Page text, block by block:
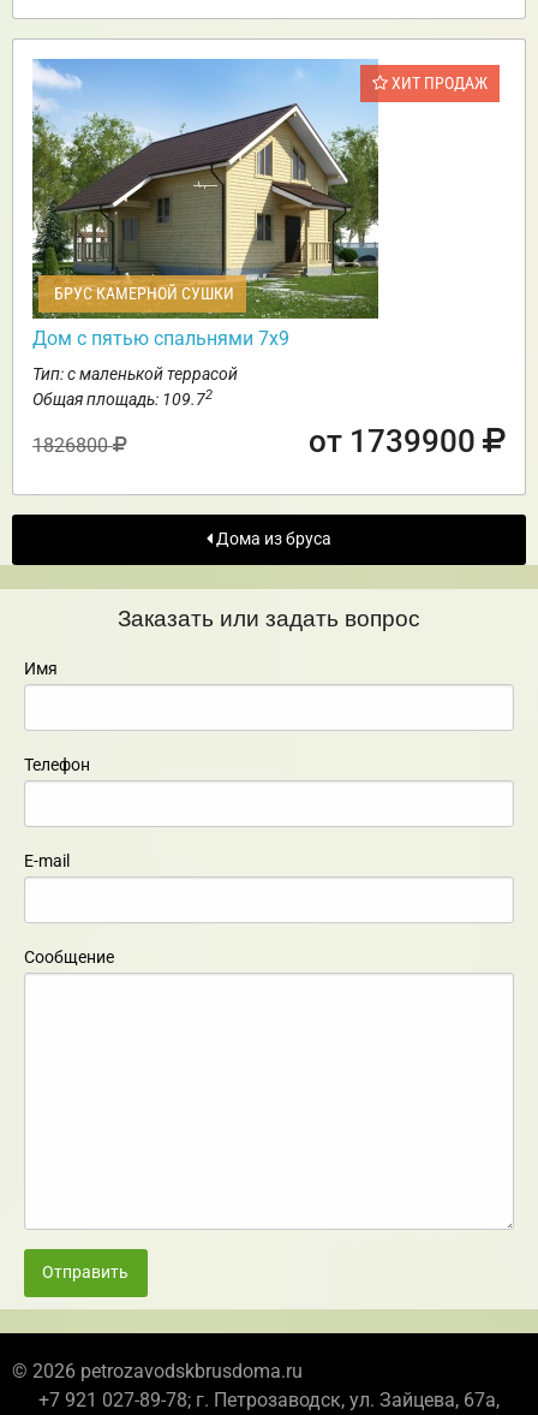
ХИТ ПРОДАЖ
БРУС КАМЕРНОЙ СУШКИ
Дом с пятью спальнями 7х9
Тип: с маленькой террасой
Общая площадь: 109.72
1826800 от 1739900
Дома из бруса
Заказать или задать вопрос
Имя
Телефон
E-mail
Сообщение
Отправить
© 2026 petrozavodskbrusdoma.ru
+7 921 027-89-78; г. Петрозаводск, ул. Зайцева, 67а,